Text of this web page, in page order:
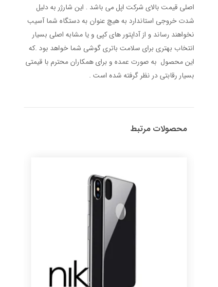
اصلی قیمت بالای شرکت اپل می باشد . این شارژر به دلیل
شدت خروجی استاندارد به هیچ عنوان به دستگاه شما آسیب
نخواهند رساند و از آداپتور های کپی و یا مشابه اصلی بسیار
انتخاب بهتری برای سلامت باتری گوشی شما خواهد بود .که
این محصول به صورت عمده و برای همکاران محترم با قیمتی
بسیار رقابتی در نظر گرفته شده است .
محصولات مرتبط